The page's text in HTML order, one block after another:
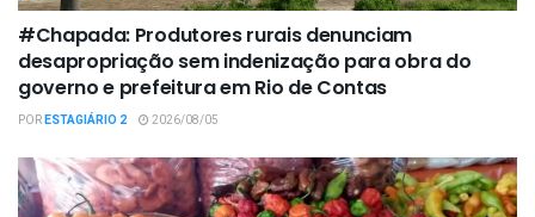
#Chapada: Produtores rurais denunciam
desapropriação sem indenização para obra do
governo e prefeitura em Rio de Contas
PORESTAGIÁRIO 2 2026/08/05